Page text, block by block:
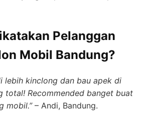
Pelanggan
Mobil Bandung?
lebih kinclong dan bau apek di
total! Recommended banget buat
mobil.”– Andi, Bandung.